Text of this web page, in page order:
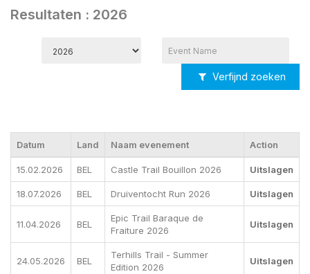
Resultaten : 2026
Verfijnd zoeken
Datum Land Naam evenement Action
15.02.2026 BEL Castle Trail Bouillon 2026 Uitslagen
18.07.2026 BEL Druiventocht Run 2026 Uitslagen
11.04.2026 BEL
Epic Trail Baraque de
Fraiture 2026
Uitslagen
24.05.2026 BEL
Terhills Trail - Summer
Edition 2026
Uitslagen